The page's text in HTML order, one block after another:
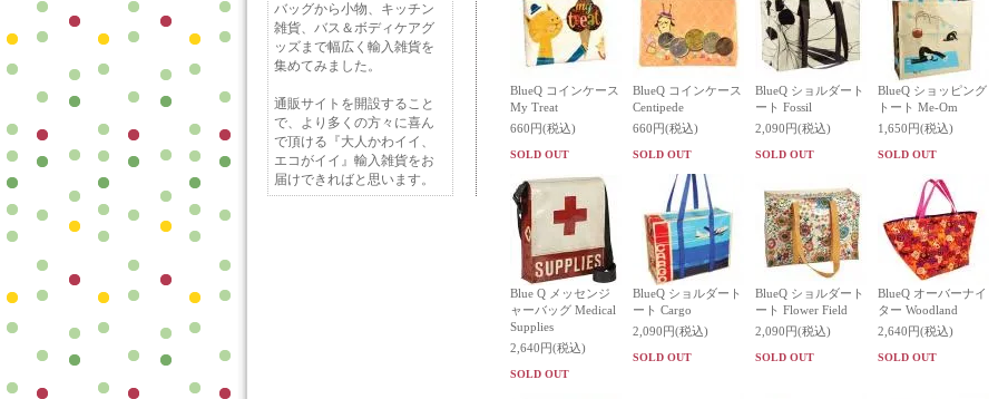
BlueQ コインケース
My Treat
660円(税込)
SOLD OUT
BlueQ コインケース
Centipede
660円(税込)
SOLD OUT
BlueQ ショルダート
ート Fossil
2,090円(税込)
SOLD OUT
BlueQ ショッピング
トート Me-Om
1,650円(税込)
SOLD OUT
Blue Q メッセンジ
ャーバッグ Medical
Supplies
2,640円(税込)
SOLD OUT
BlueQ ショルダート
ート Cargo
2,090円(税込)
SOLD OUT
BlueQ ショルダート
ート Flower Field
2,090円(税込)
SOLD OUT
BlueQ オーバーナイ
ター Woodland
2,640円(税込)
SOLD OUT
バッグから小物、キッチン
雑貨、バス＆ボディケアグ
ッズまで幅広く輸入雑貨を
集めてみました。
通販サイトを開設すること
で、より多くの方々に喜ん
で頂ける『大人かわイイ、
エコがイイ』輸入雑貨をお
届けできればと思います。